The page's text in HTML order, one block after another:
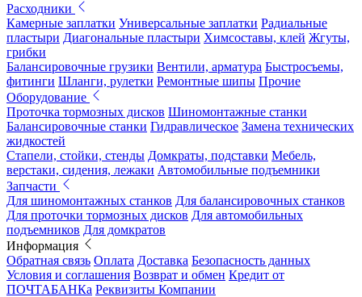
Расходники
Камерные заплатки Универсальные заплатки Радиальные
пластыри Диагональные пластыри Химсоставы, клей Жгуты,
грибки
Балансировочные грузики Вентили, арматура Быстросъемы,
фитинги Шланги, рулетки Ремонтные шипы Прочие
Оборудование
Проточка тормозных дисков Шиномонтажные станки
Балансировочные станки Гидравлическое Замена технических
жидкостей
Стапели, стойки, стенды Домкраты, подставки Мебель,
верстаки, сидения, лежаки Автомобильные подъемники
Запчасти
Для шиномонтажных станков Для балансировочных станков
Для проточки тормозных дисков Для автомобильных
подъемников Для домкратов
Информация
Обратная связь Оплата Доставка Безопасность данных
Условия и соглашения Возврат и обмен Кредит от
ПОЧТАБАНКа Реквизиты Компании